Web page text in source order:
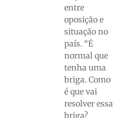
entre
oposição e
situação no
país. “É
normal que
tenha uma
briga. Como
é que vai
resolver essa
briga?